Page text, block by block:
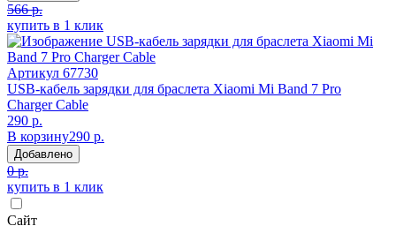
566 р.
купить в 1 клик
Артикул 67730
USB-кабель зарядки для браслета Xiaomi Mi Band 7 Pro
Charger Cable
290 р.
В корзину290 р.
Добавлено
0 р.
купить в 1 клик
Сайт